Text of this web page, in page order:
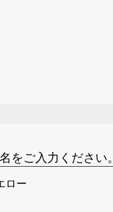
ご入力ください。
ロー